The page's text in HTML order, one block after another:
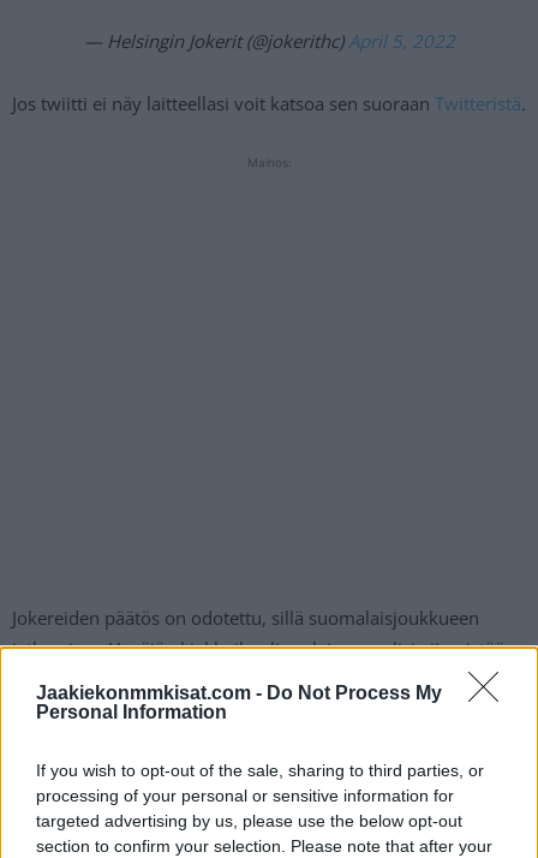
Jaakiekonmmkisat.com - Do Not Process My
Personal Information
If you wish to opt-out of the sale, sharing to third parties, or
processing of your personal or sensitive information for
targeted advertising by us, please use the below opt-out
section to confirm your selection. Please note that after your
— Helsingin Jokerit (@jokerithc) April 5, 2022
Jos twiitti ei näy laitteellasi voit katsoa sen suoraan Twitteristä.
Mainos:
Jokereiden päätös on odotettu, sillä suomalaisjoukkueen
jatkaminen Venäjän kiekkoilun lippulaivassa olisi viimeistään
sen sotatoimien vuoksi Ukrainassa ollut erittäin kyseenalaista.
Jokereiden paluusta Liigaan
on spekuloitu jo tovin ajan.
on mahdollista, että helsinkiläisseura nähtäisiin takaisin
Suomen pääsarjassa kaudella 2023-24.